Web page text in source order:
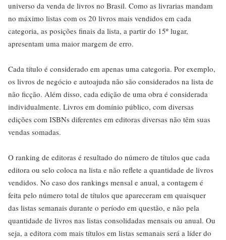
universo da venda de livros no Brasil. Como as livrarias mandam
no máximo listas com os 20 livros mais vendidos em cada
categoria, as posições finais da lista, a partir do 15º lugar,
apresentam uma maior margem de erro.
Cada título é considerado em apenas uma categoria. Por exemplo,
os livros de negócio e autoajuda não são considerados na lista de
não ficção. Além disso, cada edição de uma obra é considerada
individualmente. Livros em domínio público, com diversas
edições com ISBNs diferentes em editoras diversas não têm suas
vendas somadas.
O ranking de editoras é resultado do número de títulos que cada
editora ou selo coloca na lista e não reflete a quantidade de livros
vendidos. No caso dos rankings mensal e anual, a contagem é
feita pelo número total de títulos que apareceram em quaisquer
das listas semanais durante o período em questão, e não pela
quantidade de livros nas listas consolidadas mensais ou anual. Ou
seja, a editora com mais títulos em listas semanais será a líder do